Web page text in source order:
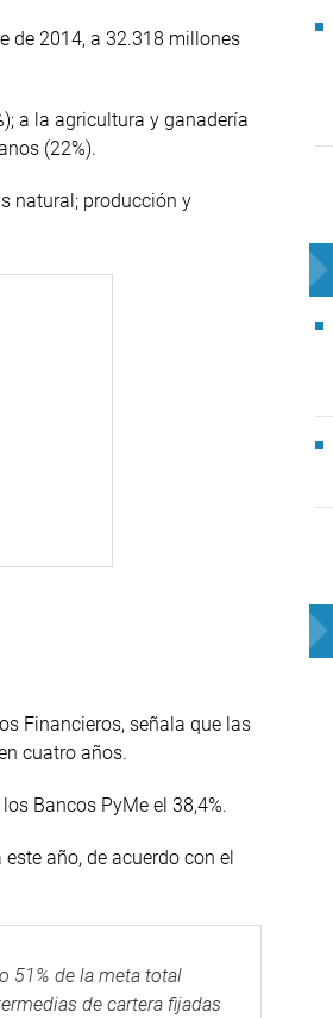
de 2014, a 32.318 millones
a la agricultura y ganadería
(22%).
natural; producción y
Financieros, señala que las
cuatro años.
Bancos PyMe el 38,4%.
año, de acuerdo con el
51% de la meta total
de cartera fijadas